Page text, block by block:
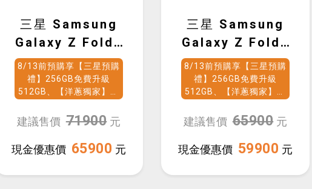
三星 Samsung
Galaxy Z Fold8
Ultra
(12G/512G)
8/13前預購享【三星預購
禮】256GB免費升級
512GB、【洋蔥獨家】加
建議售價 71900 元
現金優惠價 65900 元
三星 Samsung
Galaxy Z Fold8
(12G/512G)
8/13前預購享【三星預購
禮】256GB免費升級
512GB、【洋蔥獨家】加
建議售價 65900 元
現金優惠價 59900 元